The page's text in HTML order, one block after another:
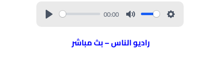
00:00
راديو الناس – بث مباشر